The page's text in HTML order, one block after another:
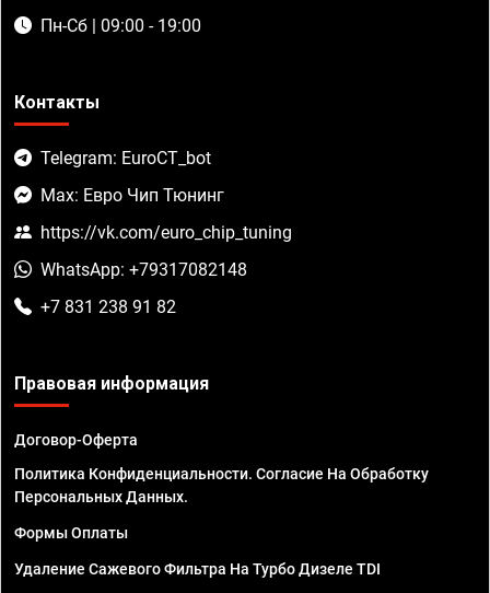
Пн-Сб | 09:00 - 19:00
Контакты
Telegram: EuroCT_bot
Max: Евро Чип Тюнинг
https://vk.com/euro_chip_tuning
WhatsApp: +79317082148
+7 831 238 91 82
Правовая информация
Договор-Оферта
Политика Конфиденциальности. Согласие На Обработку
Персональных Данных.
Формы Оплаты
Удаление Сажевого Фильтра На Турбо Дизеле TDI